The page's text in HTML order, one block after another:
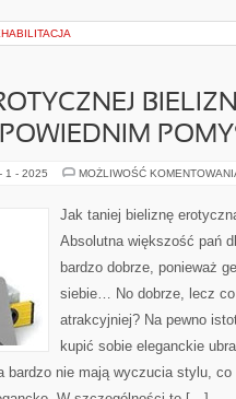
1 - 2025 MOŻLIWOŚĆ
Jak taniej bieliznę
Absolutna większość pań
bardzo dobrze, ponieważ
siebie… No dobrze, lecz
atrakcyjniej? Na pewno
kupić sobie eleganckie
bardzo nie mają wyczucia stylu,